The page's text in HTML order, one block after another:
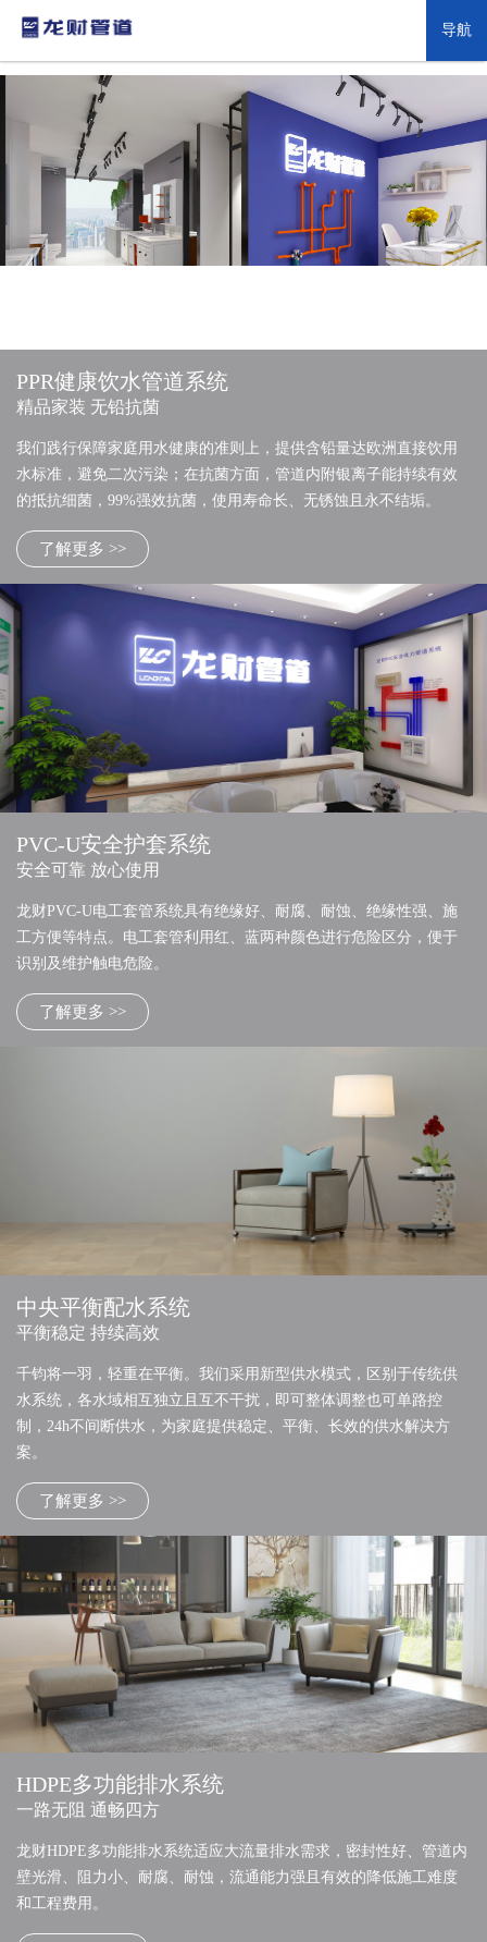
导航
PPR健康饮水管道系统
精品家装 无铅抗菌
我们践行保障家庭用水健康的准则上，提供含铅量达欧洲直接饮用
水标准，避免二次污染；在抗菌方面，管道内附银离子能持续有效
的抵抗细菌，99%强效抗菌，使用寿命长、无锈蚀且永不结垢。
了解更多 >>
PVC-U安全护套系统
安全可靠 放心使用
龙财PVC-U电工套管系统具有绝缘好、耐腐、耐蚀、绝缘性强、施
工方便等特点。电工套管利用红、蓝两种颜色进行危险区分，便于
识别及维护触电危险。
了解更多 >>
中央平衡配水系统
平衡稳定 持续高效
千钧将一羽，轻重在平衡。我们采用新型供水模式，区别于传统供
水系统，各水域相互独立且互不干扰，即可整体调整也可单路控
制，24h不间断供水，为家庭提供稳定、平衡、长效的供水解决方
案。
了解更多 >>
HDPE多功能排水系统
一路无阻 通畅四方
龙财HDPE多功能排水系统适应大流量排水需求，密封性好、管道内
壁光滑、阻力小、耐腐、耐蚀，流通能力强且有效的降低施工难度
和工程费用。